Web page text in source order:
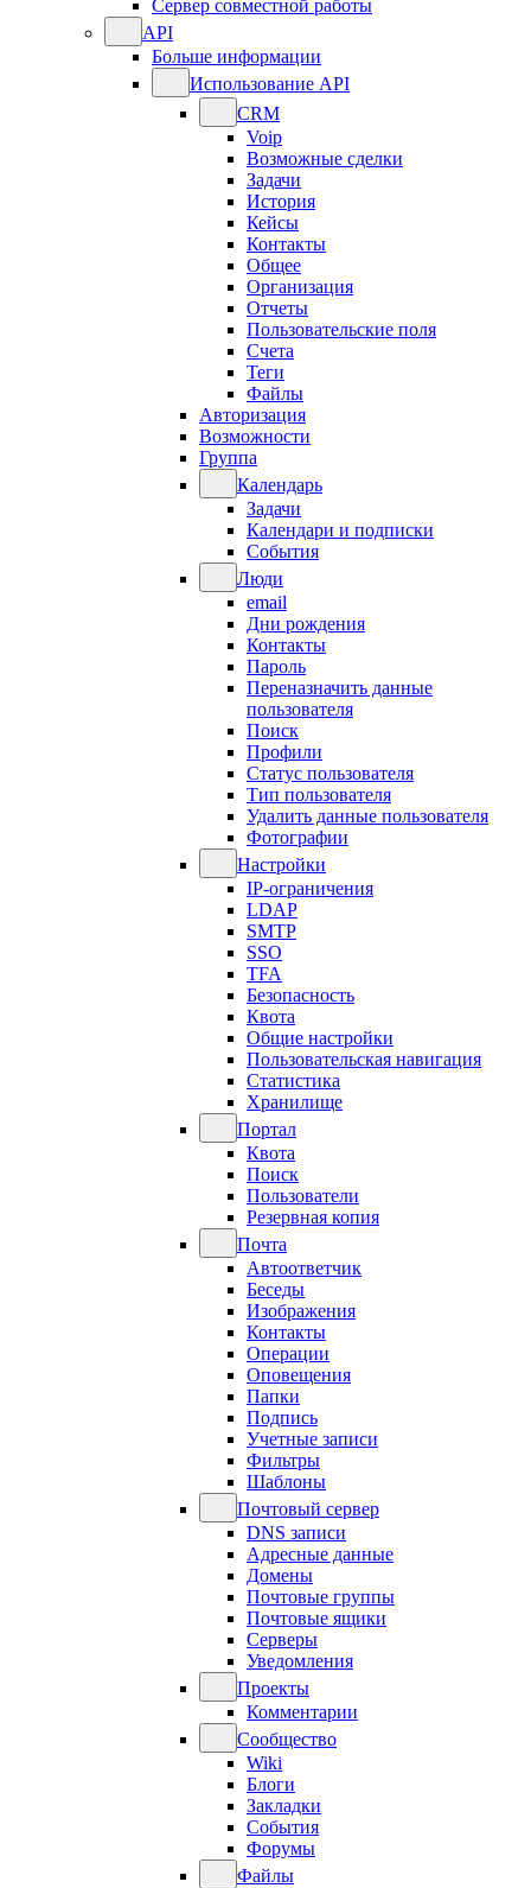
Сервер совместной работы
API
Больше информации
Использование API
CRM
Voip
Возможные сделки
Задачи
История
Кейсы
Контакты
Общее
Организация
Отчеты
Пользовательские поля
Счета
Теги
Файлы
Авторизация
Возможности
Группа
Календарь
Задачи
Календари и подписки
События
Люди
email
Дни рождения
Контакты
Пароль
Переназначить данные
пользователя
Поиск
Профили
Статус пользователя
Тип пользователя
Удалить данные пользователя
Фотографии
Настройки
IP-ограничения
LDAP
SMTP
SSO
TFA
Безопасность
Квота
Общие настройки
Пользовательская навигация
Статистика
Хранилище
Портал
Квота
Поиск
Пользователи
Резервная копия
Почта
Автоответчик
Беседы
Изображения
Контакты
Операции
Оповещения
Папки
Подпись
Учетные записи
Фильтры
Шаблоны
Почтовый сервер
DNS записи
Адресные данные
Домены
Почтовые группы
Почтовые ящики
Серверы
Уведомления
Проекты
Комментарии
Сообщество
Wiki
Блоги
Закладки
События
Форумы
Файлы